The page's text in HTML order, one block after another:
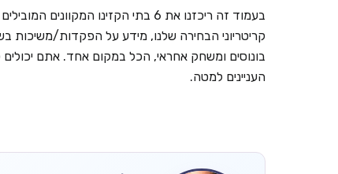
קריטריוני הבחירה שלנו, מידע על הפקדות/משיכות
בונוסים ומשחק אחראי, הכל במקום אחד. אתם יכולים
העניינים למטה.